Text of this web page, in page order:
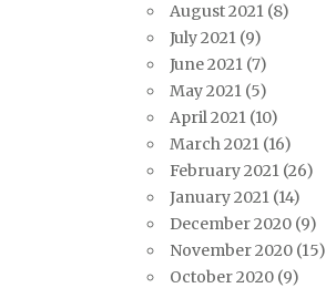
August 2021(8)
July 2021(9)
June 2021(7)
May 2021(5)
April 2021(10)
March 2021(16)
February 2021(26)
January 2021(14)
December 2020(9)
November 2020(15)
October 2020(9)